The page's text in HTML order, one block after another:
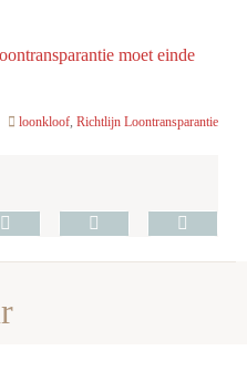
moet einde
loonkloof, Richtlijn Loontransparantie